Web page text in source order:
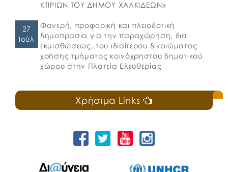
ΚΤΙΡΙΩΝ ΤΟΥ ΔΗΜΟΥ ΧΑΛΚΙΔΕΩΝ»
27
Ιούλ
Φανερή, προφορική και πλειοδοτική
δημοπρασία για την παραχώρηση, δια
εκμισθώσεως, του ιδιαίτερου δικαιώματος
χρήσης τμήματος κοινόχρηστου δημοτικού
χώρου στην Πλατεία Ελευθερίας
Χρήσιμα Links